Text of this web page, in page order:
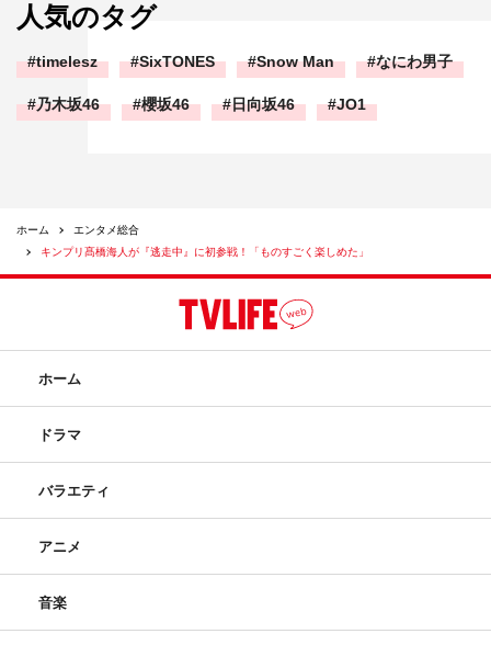
人気のタグ
timelesz SixTONES Snow Man なにわ男子
乃木坂46 櫻坂46 日向坂46 JO1
ホーム
エンタメ総合
キンプリ髙橋海人が『逃走中』に初参戦！「ものすごく楽しめた」
ホーム
ドラマ
バラエティ
アニメ
音楽